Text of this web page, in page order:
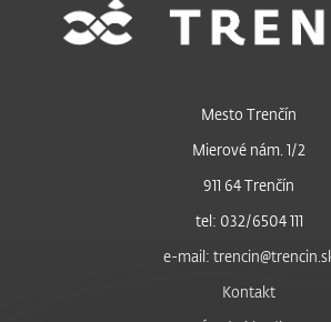
Mesto Trenčín
Mierové nám. 1/2
911 64 Trenčín
tel: 032/6504 111
e-mail:
Kontakt